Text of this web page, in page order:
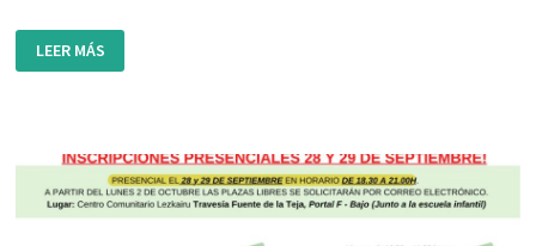
INSCRIPCIONES
PARA
LAS
ASOCIACIÓN
CULTURAL
LEZKAIRU
LEER MÁS